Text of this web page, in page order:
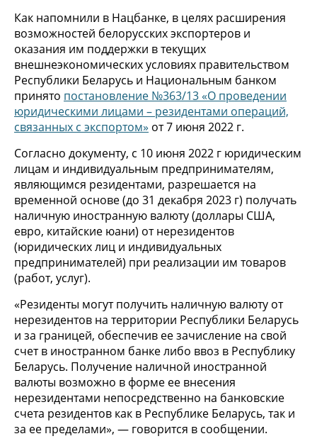
Как напомнили в Нацбанке, в целях расширения
возможностей белорусских экспортеров и
оказания им поддержки в текущих
внешнеэкономических условиях правительством
Республики Беларусь и Национальным банком
принято постановление №363/13 «О проведении
юридическими лицами – резидентами операций,
связанных с экспортом» от 7 июня 2022 г.
Согласно документу, с 10 июня 2022 г юридическим
лицам и индивидуальным предпринимателям,
являющимся резидентами, разрешается на
временной основе (до 31 декабря 2023 г) получать
наличную иностранную валюту (доллары США,
евро, китайские юани) от нерезидентов
(юридических лиц и индивидуальных
предпринимателей) при реализации им товаров
(работ, услуг).
«Резиденты могут получить наличную валюту от
нерезидентов на территории Республики Беларусь
и за границей, обеспечив ее зачисление на свой
счет в иностранном банке либо ввоз в Республику
Беларусь. Получение наличной иностранной
валюты возможно в форме ее внесения
нерезидентами непосредственно на банковские
счета резидентов как в Республике Беларусь, так и
за ее пределами», — говорится в сообщении.